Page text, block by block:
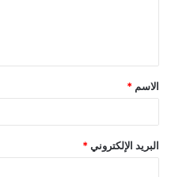
ق
*
الاسم *
البريد الإلكتروني *